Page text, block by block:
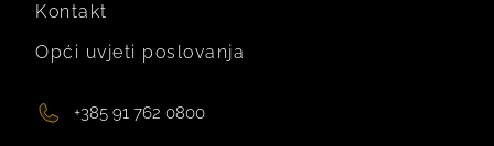
Kontakt
Opći uvjeti poslovanja
+385 91 762 0800